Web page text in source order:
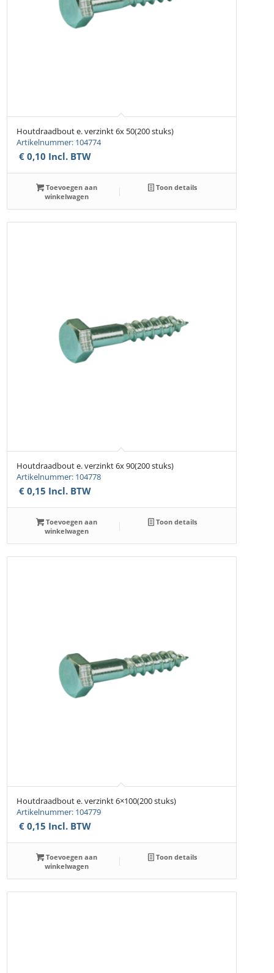
Houtdraadbout e. verzinkt 6x 50(200 stuks)
Artikelnummer: 104774
€ 0,10 Incl. BTW
Toevoegen aan
winkelwagen
Toon details
Houtdraadbout e. verzinkt 6x 90(200 stuks)
Artikelnummer: 104778
€ 0,15 Incl. BTW
Toevoegen aan
winkelwagen
Toon details
Houtdraadbout e. verzinkt 6×100(200 stuks)
Artikelnummer: 104779
€ 0,15 Incl. BTW
Toevoegen aan
winkelwagen
Toon details